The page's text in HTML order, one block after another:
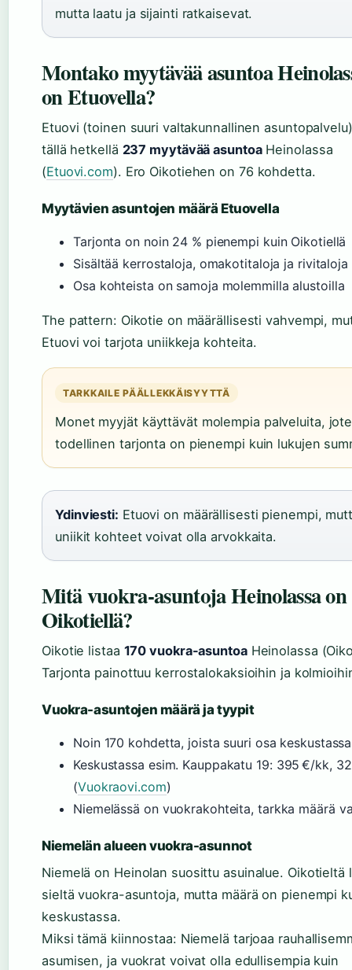
mutta laatu ja sijainti ratkaisevat.
Montako myytävää asuntoa
on Etuovella?
Etuovi (toinen suuri valtakunnallinen
tällä hetkellä 237 myytävää asuntoaHeinolassa
(Etuovi.com). Ero Oikotiehen on 76 kohdetta.
Myytävien asuntojen määrä Etuovella
Tarjonta on noin 24 % pienempi kuin Oikotiellä
Sisältää kerrostaloja, omakotitaloja ja rivitaloja
Osa kohteista on samoja molemmilla alustoilla
The pattern: Oikotie on määrällisesti vahvempi,
Etuovi voi tarjota uniikkeja kohteita.
TARKKAILE PÄÄLLEKKÄISYYTTÄ
Monet myyjät käyttävät molempia palveluita,
todellinen tarjonta on pienempi kuin lukujen
Ydinviesti: Etuovi on määrällisesti pienempi,
uniikit kohteet voivat olla arvokkaita.
Mitä vuokra-asuntoja Heinolassa on
Oikotiellä?
Oikotie listaa 170 vuokra-asuntoaHeinolassa
Tarjonta painottuu kerrostalokaksioihin ja
Vuokra-asuntojen määrä ja tyypit
Noin 170 kohdetta, joista suuri osa keskustassa
Keskustassa esim. Kauppakatu 19: 395 €/kk,
(Vuokraovi.com)
Niemelässä on vuokrakohteita, tarkka määrä
Niemelän alueen vuokra-asunnot
Niemelä on Heinolan suosittu asuinalue. Oikotieltä
sieltä vuokra-asuntoja, mutta määrä on pienempi
keskustassa.
Miksi tämä kiinnostaa: Niemelä tarjoaa
asumisen, ja vuokrat voivat olla edullisempia kuin